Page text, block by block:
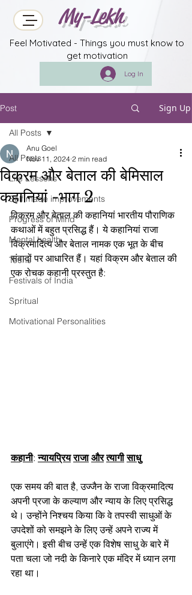
My-Lekh
Feel Motivated - Things you must know to
get motivation
Log In
Post Sign Up
All Posts
Life Lessons
Self made improvements
Progress of Mind
Mental health
Techs
Festivals of India
Spritual
Motivational Personalities
All Posts
विक्रम और बेताल की बेमिसाल
कहानियां -भाग 2
Anu Goel
Nov 11, 2024 2 min read
विक्रम और बेताल की कहानियां भारतीय पौराणिक
कथाओं में बहुत प्रसिद्ध हैं। ये कहानियां राजा
विक्रमादित्य और बेताल नामक एक भूत के बीच
संवादों पर आधारित हैं। यहां विक्रम और बेताल की
एक रोचक कहानी प्रस्तुत है:
कहानी: न्यायप्रिय राजा और त्यागी साधु
एक समय की बात है, उज्जैन के राजा विक्रमादित्य
अपनी प्रजा के कल्याण और न्याय के लिए प्रसिद्ध
थे। उन्होंने निश्चय किया कि वे तपस्वी साधुओं के
उपदेशों को समझने के लिए उन्हें अपने राज्य में
बुलाएंगे। इसी बीच उन्हें एक विशेष साधु के बारे में
पता चला जो नदी के किनारे एक मंदिर में ध्यान लगा
रहा था।